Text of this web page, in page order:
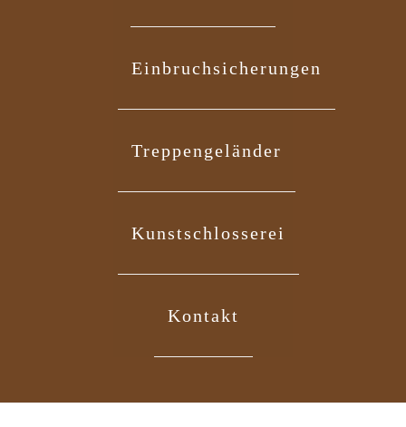
Einbruchsicherungen
Treppengeländer
Kunstschlosserei
Kontakt